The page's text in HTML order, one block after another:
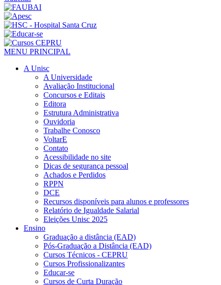
MENU PRINCIPAL
A Unisc
A Universidade
Avaliação Institucional
Concursos e Editais
Editora
Estrutura Administrativa
Ouvidoria
Trabalhe Conosco
VoltarE
Contato
Acessibilidade no site
Dicas de segurança pessoal
Achados e Perdidos
RPPN
DCE
Recursos disponíveis para alunos e professores
Relatório de Igualdade Salarial
Eleições Unisc 2025
Ensino
Graduação a distância (EAD)
Pós-Graduação a Distância (EAD)
Cursos Técnicos - CEPRU
Cursos Profissionalizantes
Educar-se
Cursos de Curta Duração